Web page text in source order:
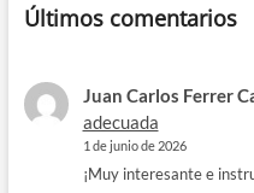
Últimos comentarios
Juan Carlos Ferrer
adecuada
1 de junio de 2026
¡Muy interesante e